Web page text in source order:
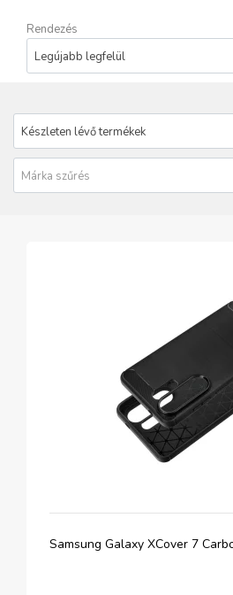
Rendezés
Legújabb legfelül
Készleten lévő termékek
Márka szűrés
Samsung Galaxy XCover 7